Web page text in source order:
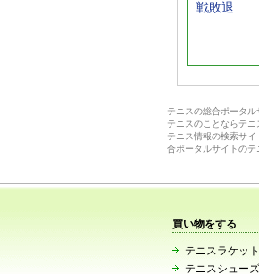
戦敗退
テニスの総合ポータル
テニスのことならテ
テニス情報の検索サ
合ポータルサイトのテ
買い物をする
テニスラケット
テニスシューズ